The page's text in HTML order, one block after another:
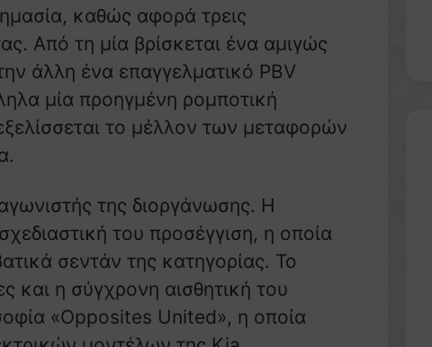
καθώς αφορά τρεις
Από τη μία βρίσκεται ένα αμιγώς
άλλη ένα επαγγελματικό PBV
μία προηγμένη ρομποτική
το μέλλον των μεταφορών
της διοργάνωσης. Η
του προσέγγιση, η οποία
σεντάν της κατηγορίας. Το
και η σύγχρονη αισθητική του
«Opposites United», η οποία